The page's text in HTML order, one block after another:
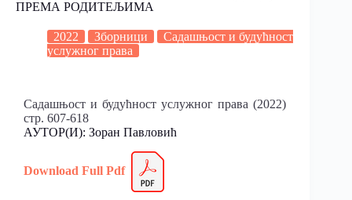
ПРЕМА РОДИТЕЉИМА
2022 Зборници
Садашњост и будућност
услужног права
Садашњост и будућност услужног права (2022)
стр. 607-618
АУТОР(И): Зоран Павловић
Download Full Pdf